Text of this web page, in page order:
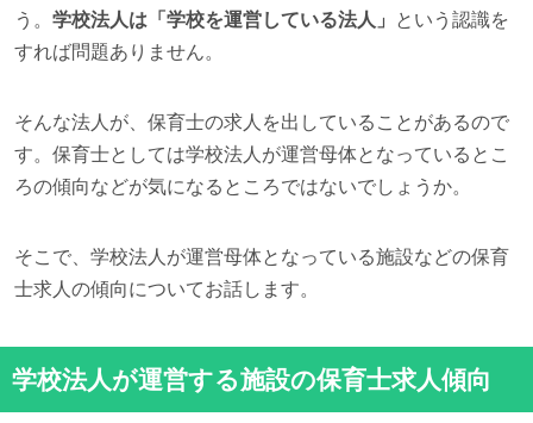
う。 学校法人は「学校を運営している法人」
という認識を
すれば問題ありません。
そんな法人が、保育士の求人を出していることがあるので
す。保育士としては学校法人が運営母体となっているとこ
ろの傾向などが気になるところではないでしょうか。
そこで、学校法人が運営母体となっている施設などの保育
士求人の傾向についてお話します。
学校法人が運営する施設の保育士求人傾向